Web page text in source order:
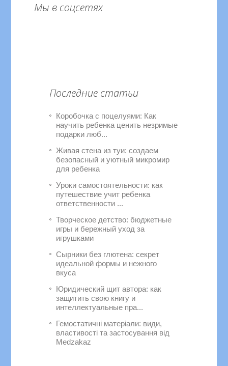
Мы в соцсетях
Последние статьи
Коробочка с поцелуями: Как
научить ребенка ценить незримые
подарки люб...
Живая стена из туи: создаем
безопасный и уютный микромир
для ребенка
Уроки самостоятельности: как
путешествие учит ребенка
ответственности ...
Творческое детство: бюджетные
игры и бережный уход за
игрушками
Сырники без глютена: секрет
идеальной формы и нежного
вкуса
Юридический щит автора: как
защитить свою книгу и
интеллектуальные пра...
Гемостатичні матеріали: види,
властивості та застосування від
Medzakaz